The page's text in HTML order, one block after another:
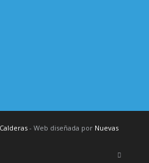
- Web diseñada por Nuevas